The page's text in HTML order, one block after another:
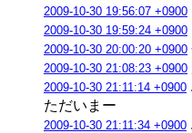
2009-10-30 19:56:07 +0900
2009-10-30 19:59:24 +0900
2009-10-30 20:00:20 +0900
2009-10-30 21:08:23 +0900
2009-10-30 21:11:14 +0900
ただいまー
2009-10-30 21:11:34 +0900